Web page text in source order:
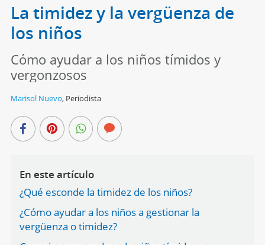
La timidez y la vergüenza de
los niños
Cómo ayudar a los niños tímidos y
vergonzosos
Marisol Nuevo, Periodista
En este artículo
¿Qué esconde la timidez de los niños?
¿Cómo ayudar a los niños a gestionar la
vergüenza o timidez?